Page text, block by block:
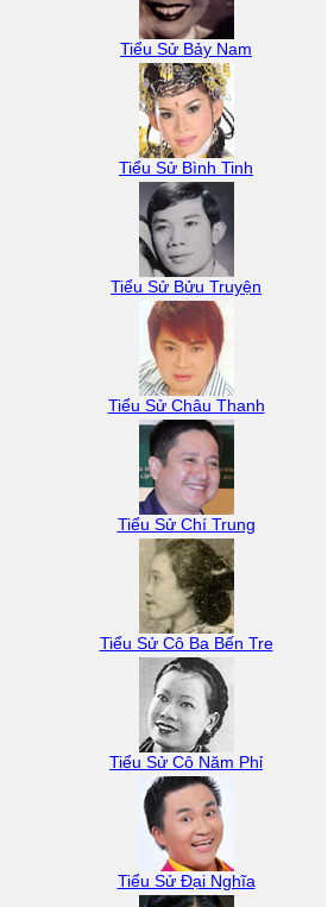
Tiểu Sử Bảy Nam
Tiểu Sử Bình Tinh
Tiểu Sử Bửu Truyện
Tiểu Sử Châu Thanh
Tiểu Sử Chí Trung
Tiểu Sử Cô Ba Bến Tre
Tiểu Sử Cô Năm Phỉ
Tiểu Sử Đại Nghĩa